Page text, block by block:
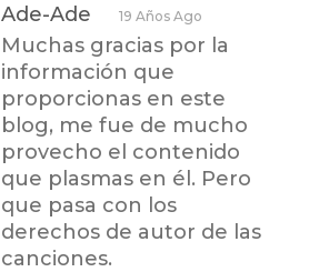
Ade-Ade 19 Años Ago
Muchas gracias por la
información que
proporcionas en este
blog, me fue de mucho
provecho el contenido
que plasmas en él. Pero
que pasa con los
derechos de autor de las
canciones.